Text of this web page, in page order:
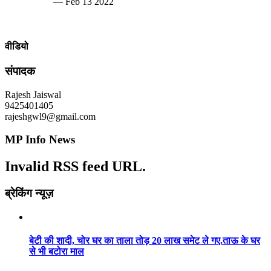
वीडियो
संपादक
Rajesh Jaiswal
9425401405
rajeshgwl9@gmail.com
MP Info News
Invalid RSS feed URL.
ब्रेकिंग न्यूज़
बेटी की शादी, चोर घर का ताला तोड़ 20 लाख समेट ले गए.ताऊ के घर
से भी बटोरा माल